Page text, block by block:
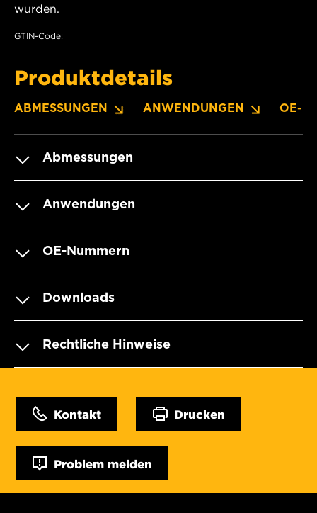
wurden.
GTIN-Code:
Produktdetails
ABMESSUNGEN ANWENDUNGEN OE-
Abmessungen
Anwendungen
OE-Nummern
Downloads
Rechtliche Hinweise
Kontakt Drucken
Problem melden